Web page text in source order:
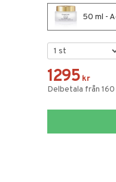
50 ml -
1295 kr
Delbetala från